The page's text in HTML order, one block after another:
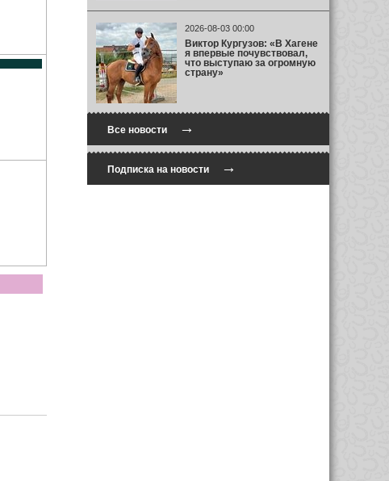
2026-08-03 00:00
Виктор Кургузов: «В Хагене
я впервые почувствовал,
что выступаю за огромную
страну»
Все новости→
Подписка на новости→